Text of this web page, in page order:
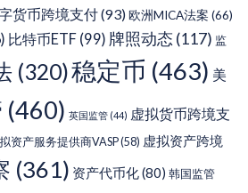
货币跨境支付(93)欧洲MICA法案 (66)
比特币ETF (99) 牌照动态 (117) 监
(320)稳定币 (463) 美
(460) 英国监管 (44) 虚拟货币跨境支
资产服务提供商VASP(58) 虚拟资产跨境
(361) 资产代币化 (80) 韩国监管